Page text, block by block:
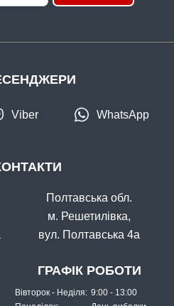
Полтавська обл.
м. Решетилівка,
вул. Полтавська 4а
ГРАФІК РОБОТИ
Вівторок - Неділя: 9:00 - 13:00
Viber WhatsApp